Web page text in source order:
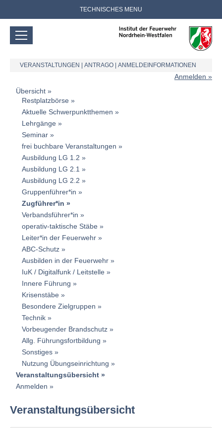
TECHNISCHES MENU
VERANSTALTUNGEN ANTRAGO ANMELDEINFORMATIONEN
Anmelden
Übersicht
Restplatzbörse
Aktuelle Schwerpunktthemen
Lehrgänge
Seminar
frei buchbare Veranstaltungen
Ausbildung LG 1.2
Ausbildung LG 2.1
Ausbildung LG 2.2
Gruppenführer*in
Zugführer*in
Verbandsführer*in
operativ-taktische Stäbe
Leiter*in der Feuerwehr
ABC-Schutz
Ausbilden in der Feuerwehr
IuK / Digitalfunk / Leitstelle
Innere Führung
Krisenstäbe
Besondere Zielgruppen
Technik
Vorbeugender Brandschutz
Allg. Führungsfortbildung
Sonstiges
Nutzung Übungseinrichtung
Veranstaltungsübersicht
Anmelden
Veranstaltungsübersicht